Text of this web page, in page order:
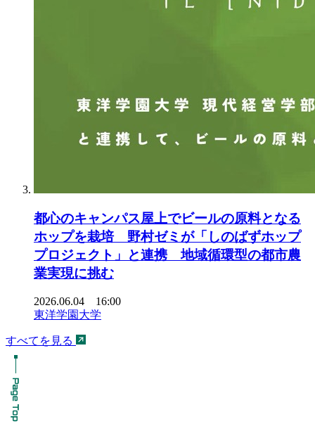
都心のキャンパス屋上でビールの原料となる
ホップを栽培 野村ゼミが「しのばずホップ
プロジェクト」と連携 地域循環型の都市農
業実現に挑む
2026.06.04 16:00
東洋学園大学
すべてを見る